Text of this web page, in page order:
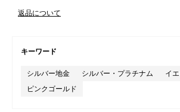
返品について
キーワード
シルバー地金 シルバー・プラチナム
イ
ピンクゴールド